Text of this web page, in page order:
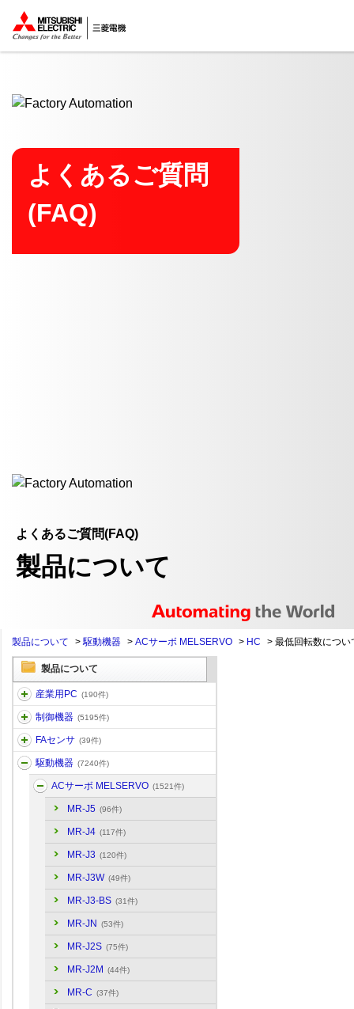
ここから本文
よくあるご質問
(FAQ)
よくあるご質問(FAQ)
製品について
製品について >駆動機器 > ACサーボ MELSERVO > HC > 最低回転数につい
製品について
産業用PC (190件)
制御機器 (5195件)
FAセンサ (39件)
駆動機器 (7240件)
ACサーボ MELSERVO (1521件)
MR-J5 (96件)
MR-J4 (117件)
MR-J3 (120件)
MR-J3W (49件)
MR-J3-BS (31件)
MR-JN (53件)
MR-J2S (75件)
MR-J2M (44件)
MR-C (37件)